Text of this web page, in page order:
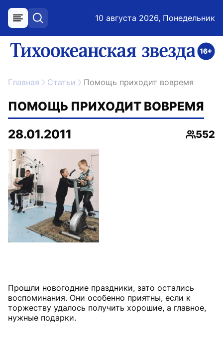
меню поиск 10 августа 2026, Понедельник
ссылка на главную
Главная Статьи Помощь приходит вовремя
ПОМОЩЬ ПРИХОДИТ ВОВРЕМЯ
28.01.2011
552
Прошли новогодние праздники, зато остались
воспоминания. Они особенно приятны, если к
торжеству удалось получить хорошие, а главное,
нужные подарки.